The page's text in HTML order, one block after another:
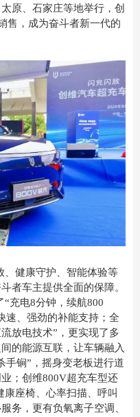
原、石家庄等地举行，创
售，成为奋斗者新一代的
、健康守护、智能体验等
者车主提供全面的保障。
充电8分钟，续航800
速、强劲的补能支持；全
放电技术”，更实现了多
的能源互联，让车辆融入
手锏”，摇身变老板进行道
；创维800V超充车型还
座椅、心率扫描、呼叫
务，更有负氧离子空调、